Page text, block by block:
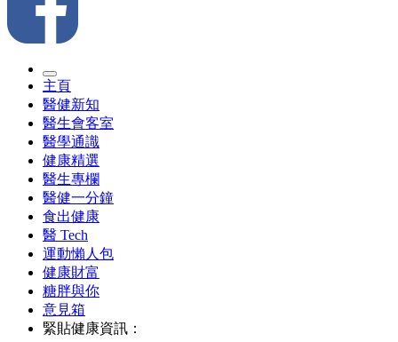
主頁
醫健新知
醫生會客室
醫學通識
健康精選
醫生專欄
醫健一分鐘
食出健康
醫 Tech
運動懶人包
健康財富
糖胖與你
意見箱
緊貼健康資訊：